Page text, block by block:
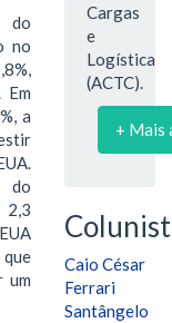
do
no
Em
a
do
2,3
que
um
Cargas
e
Logística
(ACTC).
+ Mais
Caio César
Ferrari
Santângelo